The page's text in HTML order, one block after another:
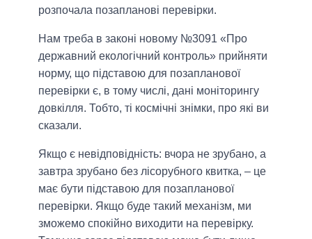
розпочала позапланові перевірки.
Нам треба в законі новому №3091 «Про
державний екологічний контроль» прийняти
норму, що підставою для позапланової
перевірки є, в тому числі, дані моніторингу
довкілля. Тобто, ті космічні знімки, про які ви
сказали.
Якщо є невідповідність: вчора не зрубано, а
завтра зрубано без лісорубного квитка, – це
має бути підставою для позапланової
перевірки. Якщо буде такий механізм, ми
зможемо спокійно виходити на перевірку.